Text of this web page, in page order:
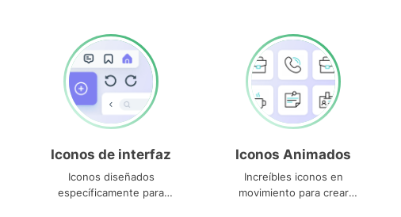
Iconos de interfaz
Iconos diseñados
específicamente para
Iconos Animados
Increíbles iconos en
movimiento para crear